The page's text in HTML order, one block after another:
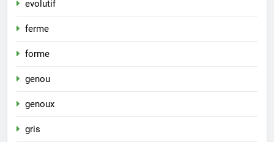
evolutif
ferme
forme
genou
genoux
gris